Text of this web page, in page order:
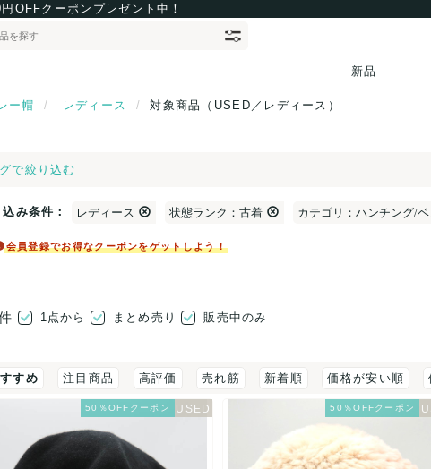
OFFクーポンプレゼント中！
新品
ー帽 レディース 対象商品（USED／レディース）
で絞り込む
み条件： レディース 状態ランク：古着 カテゴリ：ハンチング/
会員登録でお得なクーポンをゲットしよう！
1点から まとめ売り 販売中のみ
すめ 注目商品 高評価 売れ筋 新着順 価格が安い順
50％OFFクーポン 50％OFFクーポン